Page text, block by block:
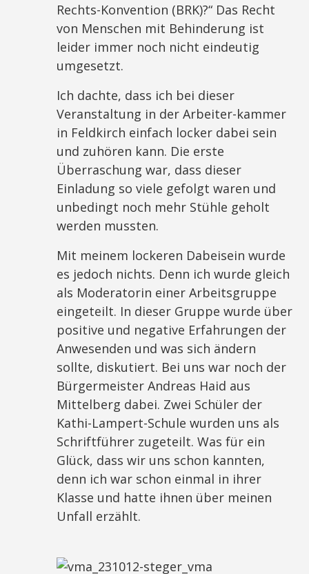
Rechts-Konvention (BRK)?“ Das Recht
von Menschen mit Behinderung ist
leider immer noch nicht eindeutig
umgesetzt.
Ich dachte, dass ich bei dieser
Veranstaltung in der Arbeiter-kammer
in Feldkirch einfach locker dabei sein
und zuhören kann. Die erste
Überraschung war, dass dieser
Einladung so viele gefolgt waren und
unbedingt noch mehr Stühle geholt
werden mussten.
Mit meinem lockeren Dabeisein wurde
es jedoch nichts. Denn ich wurde gleich
als Moderatorin einer Arbeitsgruppe
eingeteilt. In dieser Gruppe wurde über
positive und negative Erfahrungen der
Anwesenden und was sich ändern
sollte, diskutiert. Bei uns war noch der
Bürgermeister Andreas Haid aus
Mittelberg dabei. Zwei Schüler der
Kathi-Lampert-Schule wurden uns als
Schriftführer zugeteilt. Was für ein
Glück, dass wir uns schon kannten,
denn ich war schon einmal in ihrer
Klasse und hatte ihnen über meinen
Unfall erzählt.